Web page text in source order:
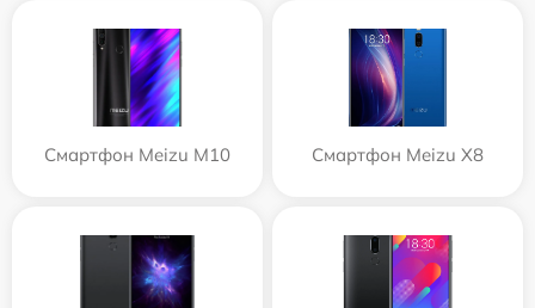
Смартфон Meizu M10 Смартфон Meizu X8